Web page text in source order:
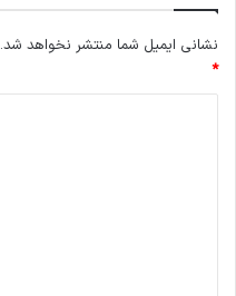
نشانی ایمیل شما منتشر نخواهد شد.
*